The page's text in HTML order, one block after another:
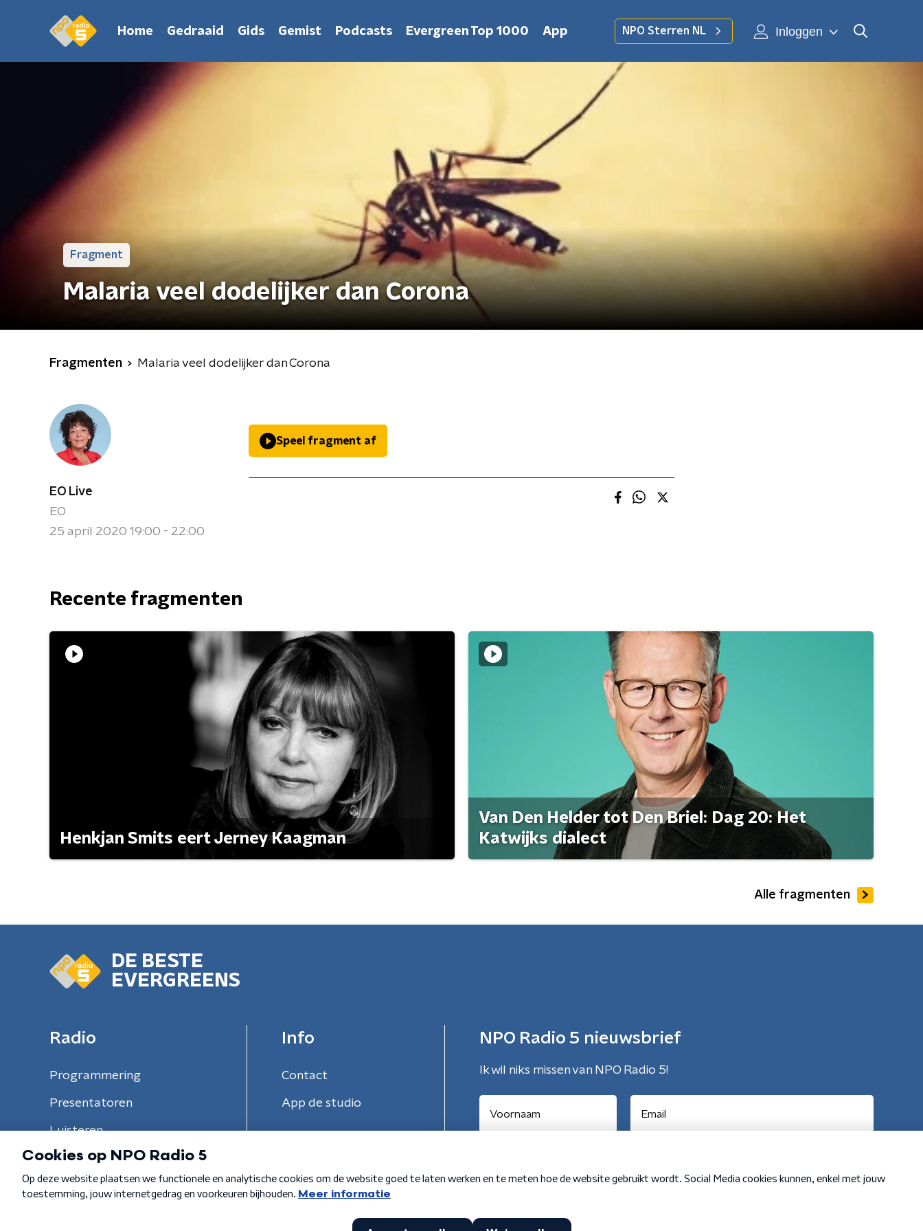
Home Gedraaid Gids Gemist Podcasts Evergreen Top 1000 App NPO Sterren NL Inloggen
Fragment
Malaria veel dodelijker dan Corona
Fragmenten Malaria veel dodelijker dan Corona
EO Live
EO
25 april 2020 19:00 - 22:00
Speel fragment af
Recente fragmenten
Henkjan Smits eert Jerney Kaagman
Van Den Helder tot Den Briel: Dag 20: Het
Katwijks dialect
Alle fragmenten
DE BESTE
EVERGREENS
Radio
Programmering
Presentatoren
Luisteren
Info
Contact
App de studio
NPO Radio 5 nieuwsbrief
Ik wil niks missen van NPO Radio 5!
Algemene voorwaarden Privacybeleid